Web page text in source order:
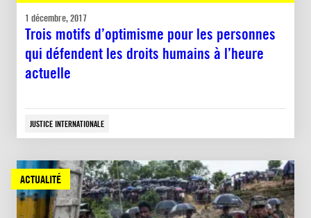
1 décembre, 2017
Trois motifs d’optimisme pour les personnes
qui défendent les droits humains à l’heure
actuelle
JUSTICE INTERNATIONALE
ACTUALITÉ